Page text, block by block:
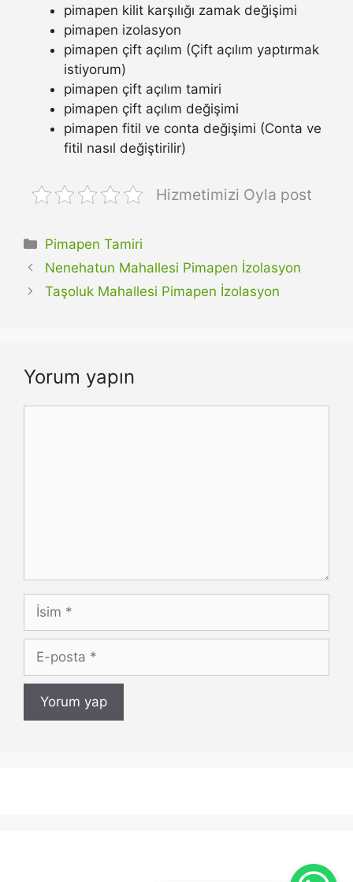
pimapen kilit karşılığı zamak değişimi
pimapen izolasyon
pimapen çift açılım (Çift açılım yaptırmak
istiyorum)
pimapen çift açılım tamiri
pimapen çift açılım değişimi
pimapen fitil ve conta değişimi (Conta ve
fitil nasıl değiştirilir)
Hizmetimizi Oyla post
Kategoriler
Pimapen Tamiri
Nenehatun Mahallesi Pimapen İzolasyon
Taşoluk Mahallesi Pimapen İzolasyon
Yorum yapın
İsim
posta